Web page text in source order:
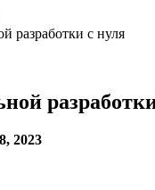
разработки с нуля
2023